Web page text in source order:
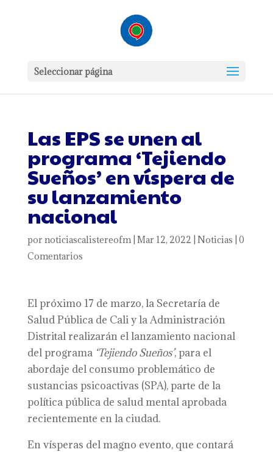
Seleccionar página
Las EPS se unen al
programa ‘Tejiendo
Sueños’ en víspera de
su lanzamiento
nacional
por noticiascalistereofm| Mar 12, 2022 Noticias 0
Comentarios
El próximo 17 de marzo, la Secretaría de
Salud Pública de Cali y la Administración
Distrital realizarán el lanzamiento nacional
del programa ‘Tejiendo Sueños’, para el
abordaje del consumo problemático de
sustancias psicoactivas (SPA), parte de la
política pública de salud mental aprobada
recientemente en la ciudad.
En vísperas del magno evento, que contará